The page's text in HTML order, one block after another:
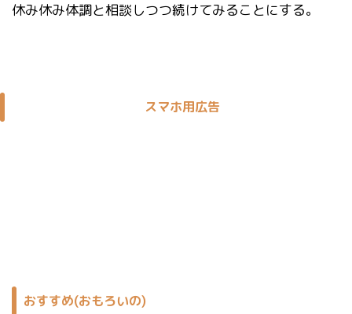
休み休み体調と相談しつつ続けてみることにする。
スマホ用広告
おすすめ(おもろいの)